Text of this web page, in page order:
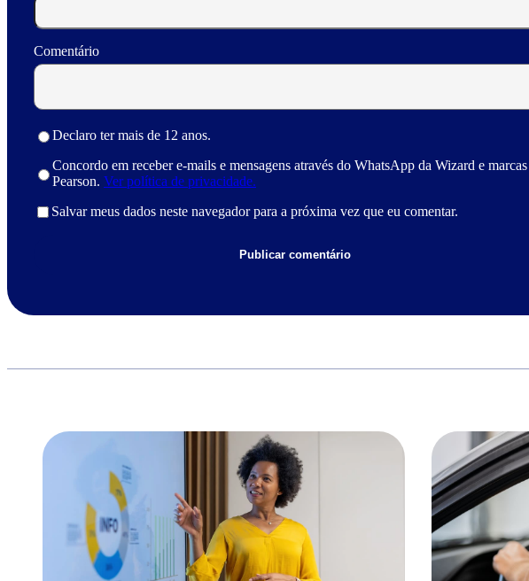
Comentário
Declaro ter mais de 12 anos.
Concordo em receber e-mails e mensagens através do WhatsApp da Wizard e marcas
Pearson. Ver política de privacidade.
Salvar meus dados neste navegador para a próxima vez que eu comentar.